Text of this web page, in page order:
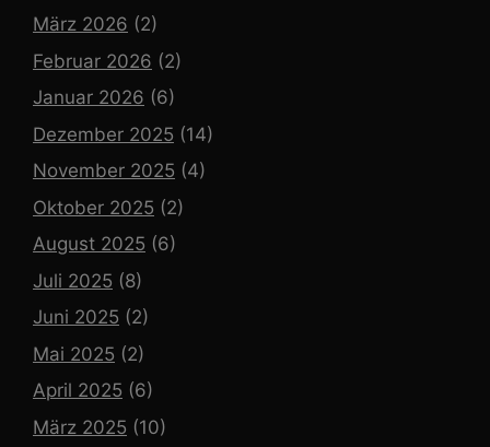
März 2026 (2)
Februar 2026 (2)
Januar 2026 (6)
Dezember 2025 (14)
November 2025 (4)
Oktober 2025 (2)
August 2025 (6)
Juli 2025 (8)
Juni 2025 (2)
Mai 2025 (2)
April 2025 (6)
März 2025 (10)